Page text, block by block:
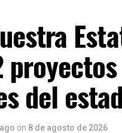
Municipios Puebla.
del
on 8 de agosto de 2026